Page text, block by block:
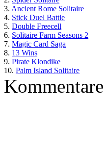
3. Ancient Rome Solitaire
4. Stick Duel Battle
5. Double Freecell
6. Solitaire Farm Seasons 2
7. Magic Card Saga
8. 13 Wins
9. Pirate Klondike
10. Palm Island Solitaire
Kommentare